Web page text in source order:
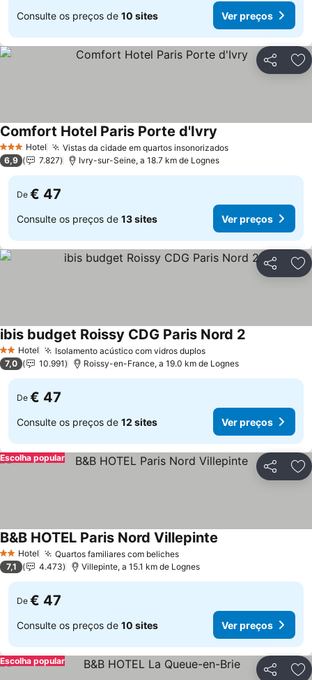
Consulte os preços de 10 sites Ver preços
Partilhar
3 EstrelasHotel Vistas da cidade em quartos insonorizadosVer preços
Comfort Hotel Paris Porte d'Ivry
6,9 7.827 Ivry-sur-Seine, a 18.7 km de Lognes
De € 47
Consulte os preços de 13 sites Ver preços
Partilhar
2 Estrelas
Hotel Isolamento acústico com vidros duplosVer preços
ibis budget Roissy CDG Paris Nord 2
7,0 10.991 Roissy-en-France, a 19.0 km de Lognes
De € 47
Consulte os preços de 12 sites Ver preços
Partilhar
Escolha popular
2 Estrelas
Hotel Quartos familiares com belichesVer preços
B&B HOTEL Paris Nord Villepinte
7,1 4.473 Villepinte, a 15.1 km de Lognes
De € 47
Consulte os preços de 10 sites Ver preços
Partilhar
Escolha popular